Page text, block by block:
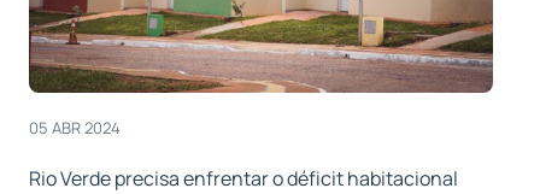
05 ABR 2024
Rio Verde precisa enfrentar o déficit habitacional